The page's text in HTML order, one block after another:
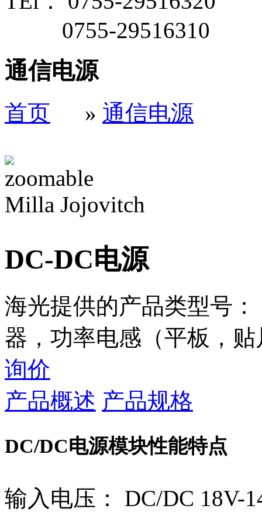
0755-29516310
通信电源
首页 » 通信电源
Milla Jojovitch
DC-DC电源
海光提供的产品类型号
器，功率电感（平板，
询价
产品概述 产品规格
DC/DC电源模块性能特点
输入电压： DC/DC 18V-